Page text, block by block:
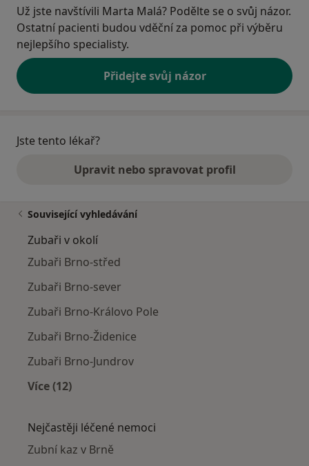
Už jste navštívili Marta Malá? Podělte se o svůj názor.
Ostatní pacienti budou vděční za pomoc při výběru
nejlepšího specialisty.
Přidejte svůj názor
Jste tento lékař?
Upravit nebo spravovat profil
Související vyhledávání
Zubaři v okolí
Zubaři Brno-střed
Zubaři Brno-sever
Zubaři Brno-Královo Pole
Zubaři Brno-Židenice
Zubaři Brno-Jundrov
Více (12)
Nejčastěji léčené nemoci
Zubní kaz v Brně